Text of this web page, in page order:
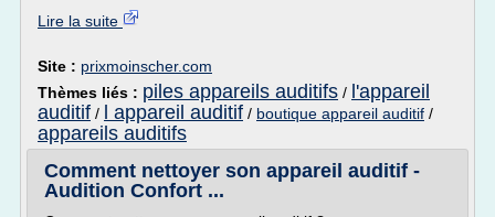
Lire la suite
Site : prixmoinscher.com
Thèmes liés : piles appareils auditifs / l'appareil
auditif / l appareil auditif / boutique appareil auditif /
appareils auditifs
Comment nettoyer son appareil auditif -
Audition Confort ...